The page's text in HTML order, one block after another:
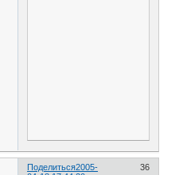
Поделиться 36
2005-